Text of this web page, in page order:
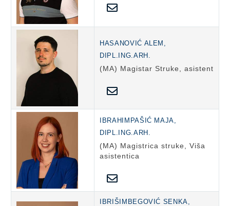
HASANOVIĆ ALEM,
DIPL.ING.ARH.
(MA) Magistar Struke, asistent
IBRAHIMPAŠIĆ MAJA,
DIPL.ING.ARH.
(MA) Magistrica struke, Viša
asistentica
IBRIŠIMBEGOVIĆ SENKA,